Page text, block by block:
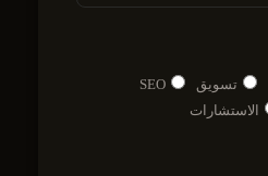
تسويق
SEO
الاستشارات